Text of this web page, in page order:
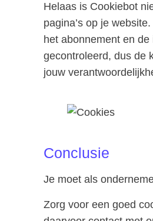
Helaas is Cookiebot
pagina’s op je
het abonnement en
gecontroleerd, dus de
jouw
Conclusie
Je moet als
Zorg voor een goed